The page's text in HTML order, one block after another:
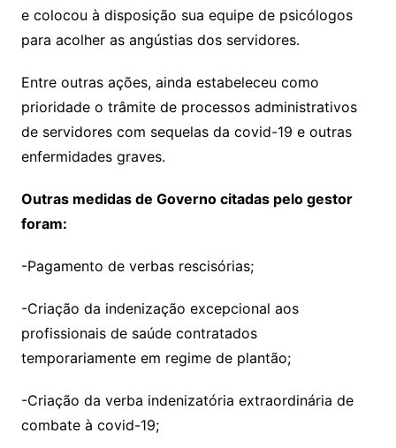
e colocou à disposição sua equipe de psicólogos
para acolher as angústias dos servidores.
Entre outras ações, ainda estabeleceu como
prioridade o trâmite de processos administrativos
de servidores com sequelas da covid-19 e outras
enfermidades graves.
Outras medidas de Governo citadas pelo gestor
foram:
-Pagamento de verbas rescisórias;
-Criação da indenização excepcional aos
profissionais de saúde contratados
temporariamente em regime de plantão;
-Criação da verba indenizatória extraordinária de
combate à covid-19;